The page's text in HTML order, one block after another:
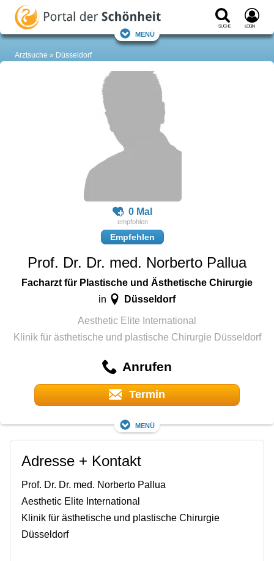
Suche Login
Menü
Arztsuche Düsseldorf
0 Mal
Empfehlen
Prof. Dr. Dr. med. Norberto Pallua
Facharzt für Plastische und Ästhetische Chirurgie
in Düsseldorf
Aesthetic Elite International
Klinik für ästhetische und plastische Chirurgie Düsseldorf
Anrufen
Termin
Menü
Adresse + Kontakt
Prof. Dr. Dr. med. Norberto Pallua
Aesthetic Elite International
Klinik für ästhetische und plastische Chirurgie
Düsseldorf